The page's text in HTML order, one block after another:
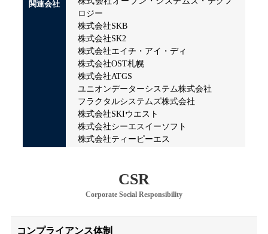
関連会社
ロジー
株式会社SKB
株式会社SK2
株式会社エイチ・アイ・ディ
株式会社OST札幌
株式会社ATGS
ユニオンデーターシステム株式会社
フラクタルシステムズ株式会社
株式会社SKIウエスト
株式会社シーエスイーソフト
株式会社ティーピーエス
CSR
Corporate Social Responsibility
コンプライアンス体制